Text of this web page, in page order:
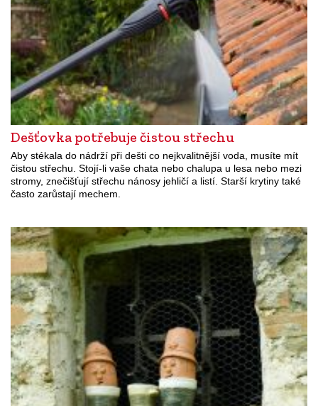
Dešťovka potřebuje čistou střechu
Aby stékala do nádrží při dešti co nejkvalitnější voda, musíte mít
čistou střechu. Stojí-li vaše chata nebo chalupa u lesa nebo mezi
stromy, znečišťují střechu nánosy jehličí a listí. Starší krytiny také
často zarůstají mechem.